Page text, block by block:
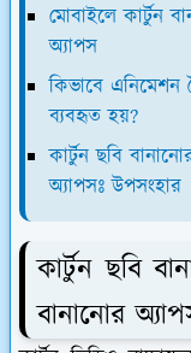
মোবাইলে কার্টুন
অ্যাপস
কিভাবে এনিমেশন
ব্যবহৃত হয়?
কার্টুন ছবি
অ্যাপসঃ উপসংহার
কার্টুন ছবি
বানানোর